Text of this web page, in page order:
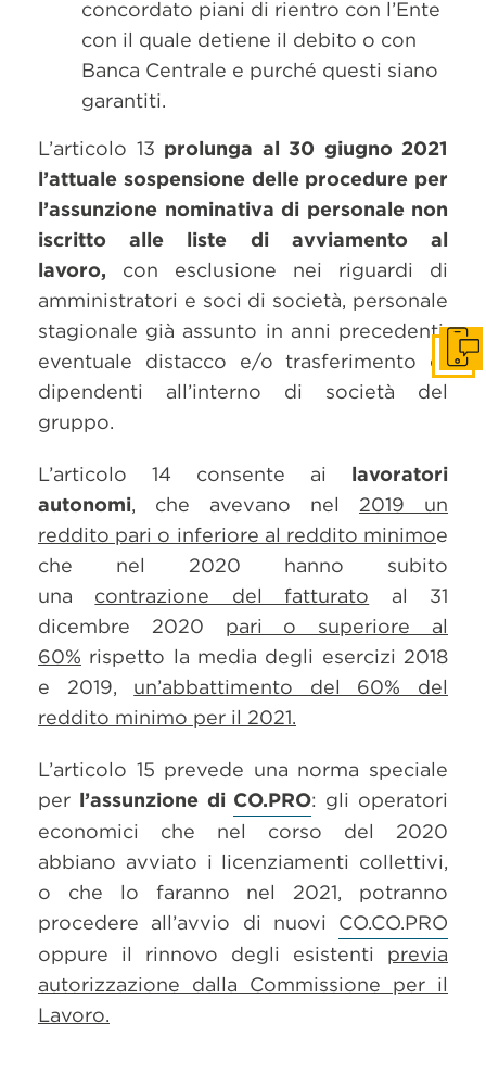
concordato piani di rientro con l’Ente
con il quale detiene il debito o con
Banca Centrale e purché questi siano
garantiti.
L’articolo 13 prolunga al 30 giugno 2021
l’attuale sospensione delle procedure per
l’assunzione nominativa di personale non
iscritto alle liste di avviamento al
lavoro, con esclusione nei riguardi di
amministratori e soci di società, personale
stagionale già assunto in anni precedenti,
eventuale distacco e/o trasferimento di
dipendenti all’interno di società del
gruppo.
L’articolo 14 consente ai lavoratori
autonomi, che avevano nel 2019 un
reddito pari o inferiore al reddito minimoe
che nel 2020 hanno subito
una contrazione del fatturato al 31
dicembre 2020 pari o superiore al
60% rispetto la media degli esercizi 2018
e 2019, un’abbattimento del 60% del
reddito minimo per il 2021.
L’articolo 15 prevede una norma speciale
per l’assunzione di CO.PRO: gli operatori
economici che nel corso del 2020
abbiano avviato i licenziamenti collettivi,
o che lo faranno nel 2021, potranno
procedere all’avvio di nuovi CO.CO.PRO
oppure il rinnovo degli esistenti previa
autorizzazione dalla Commissione per il
Lavoro.
Get